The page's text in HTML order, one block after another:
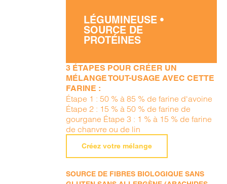
LÉGUMINEUSE •
SOURCE DE
PROTÉINES
3 ÉTAPES POUR CRÉER UN
MÉLANGE TOUT-USAGE AVEC CETTE
FARINE :
Étape 1 : 50 % à 85 % de farine d'avoine
Étape 2 : 15 % à 50 % de farine de
gourgane Étape 3 : 1 % à 15 % de farine
de chanvre ou de lin
Créez votre mélange
SOURCE DE FIBRES BIOLOGIQUE SANS